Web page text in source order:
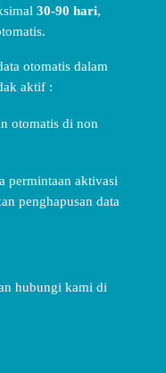
30-90 hari,
otomatis dalam
aktif :
otomatis di non
permintaan aktivasi
penghapusan data
hubungi kami di